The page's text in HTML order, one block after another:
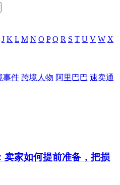
J K L M N O P Q R S T U V W X
事件 跨境人物 阿里巴巴 速卖通
卖家如何提前准备，把损